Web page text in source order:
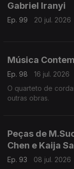
Gabriel Iranyi
Ep. 99 20 jul. 2026
Música
Ep. 98
16 jul. 2026
O quarteto de
outras obras.
Peças de
Chen e Kaija
Ep. 93
08 jul. 2026